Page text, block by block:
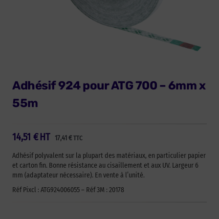
Adhésif 924 pour ATG 700 – 6mm x
55m
14,51 € 17,41 € TTC
HT
Adhésif polyvalent sur la plupart des matériaux, en particulier papier
et carton fin. Bonne résistance au cisaillement et aux UV. Largeur 6
mm (adaptateur nécessaire). En vente à l’unité.
Réf Pixcl : ATG924006055 – Réf 3M : 20178